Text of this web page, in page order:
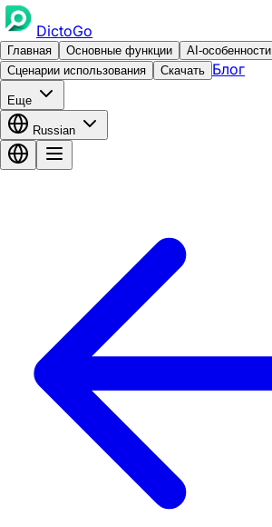
DictoGo
Главная Основные функции
AI-особенности
Сценарии использования
Скачать Блог
Еще
Russian